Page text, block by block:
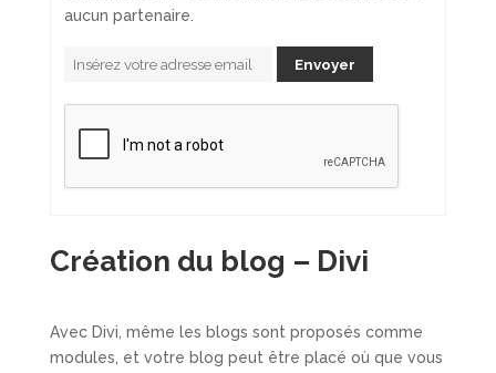
aucun partenaire.
Création du blog – Divi
Avec Divi, même les blogs sont proposés comme
modules, et votre blog peut être placé où que vous